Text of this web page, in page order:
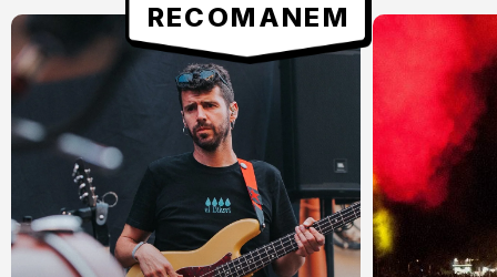
RECOMANEM